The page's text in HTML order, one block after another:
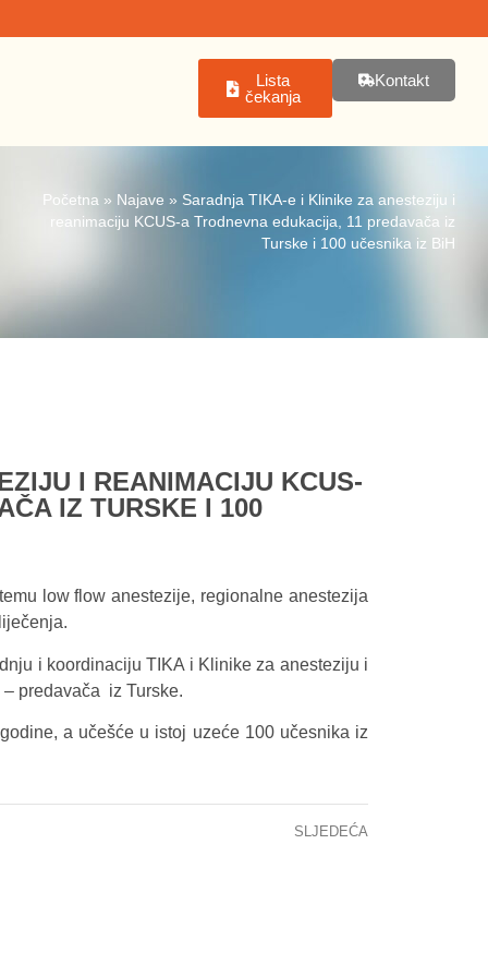
Lista
čekanja
Kontakt
Početna » Najave » Saradnja TIKA-e i Klinike za anesteziju i
reanimaciju KCUS-a Trodnevna edukacija, 11 predavača iz
Turske i 100 učesnika iz BiH
I REANIMACIJU KCUS-
IZ TURSKE I 100
low flow anestezije, regionalne anestezija
i koordinaciju TIKA i Klinike za anesteziju i
predavača iz Turske.
a učešće u istoj uzeće 100 učesnika iz
SLJEDEĆA